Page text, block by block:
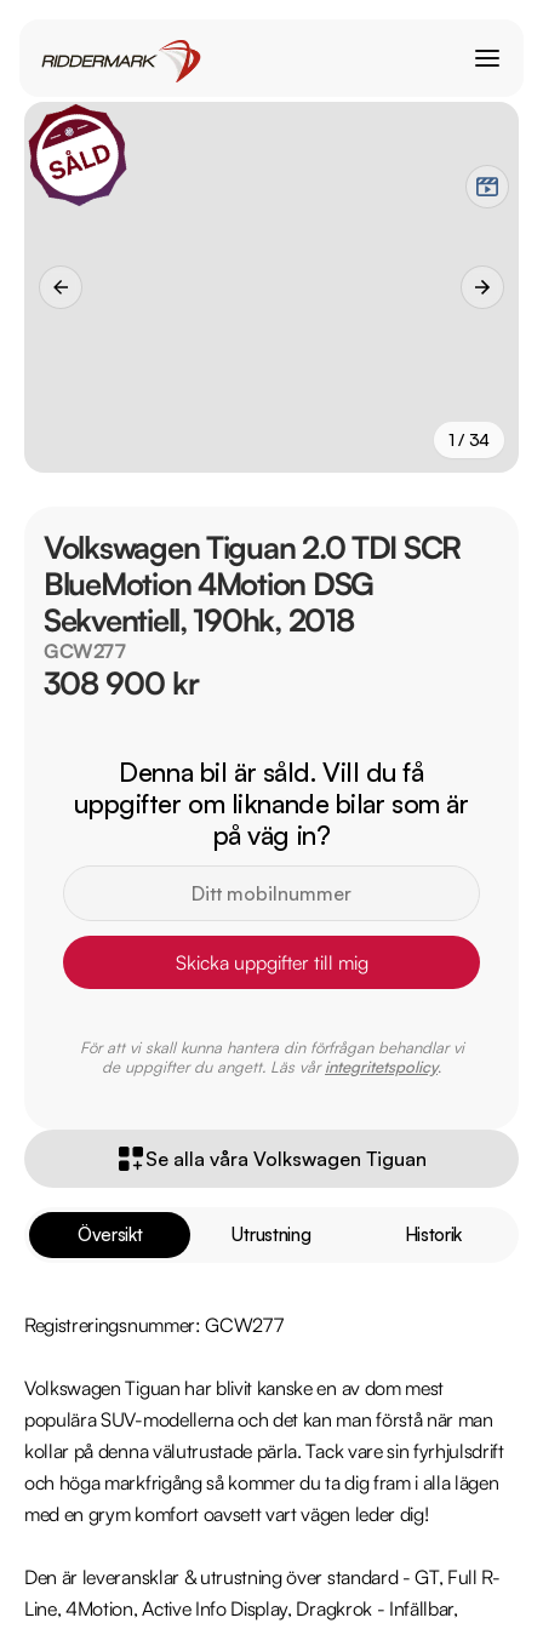
1 / 34
Översikt Utrustning Historik
Registreringsnummer: GCW277
Volkswagen Tiguan har blivit kanske en av dom mest
populära SUV-modellerna och det kan man förstå när man
kollar på denna välutrustade pärla. Tack vare sin fyrhjulsdrift
och höga markfrigång så kommer du ta dig fram i alla lägen
med en grym komfort oavsett vart vägen leder dig!
Den är leveransklar & utrustning över standard - GT, Full R-
Line, 4Motion, Active Info Display, Dragkrok - Infällbar,
Volkswagen Tiguan 2.0 TDI SCR
BlueMotion 4Motion DSG
Sekventiell, 190hk, 2018
GCW277
308 900 kr
Denna bil är såld. Vill du få
uppgifter om liknande bilar som är
på väg in?
Skicka uppgifter till mig
För att vi skall kunna hantera din förfrågan behandlar vi
de uppgifter du angett. Läs vårintegritetspolicy.
Se alla våra Volkswagen Tiguan